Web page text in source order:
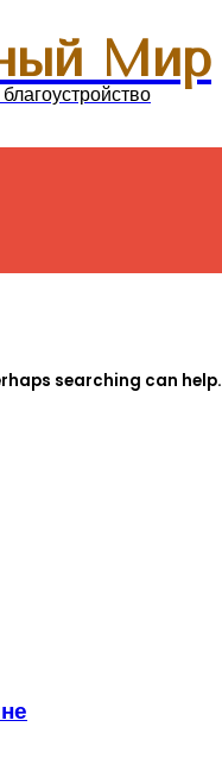
Мир
searching can help.